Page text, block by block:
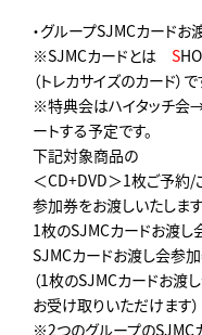
・グループSJMCカードお
※SJMCカードとは S
（トレカサイズのカード）で
※特典会はハイタッチ会
ートする予定です。
下記対象商品の
＜CD+DVD＞1枚ご予約/
参加券をお渡しいたします
1枚のSJMCカードお渡し
SJMCカードお渡し会参
（1枚のSJMCカードお
お受け取りいただけます）
※2つのグループのSJMC